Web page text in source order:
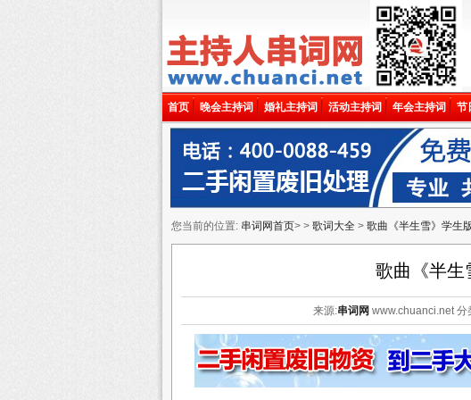
首页 晚会主持词 婚礼主持词 活动主持词 年会主持词 节
您当前的位置: 串词网首页> > 歌词大全 > 歌曲《半生雪》学生
歌曲《半生
来源:串词网 www.chuanci.net 分